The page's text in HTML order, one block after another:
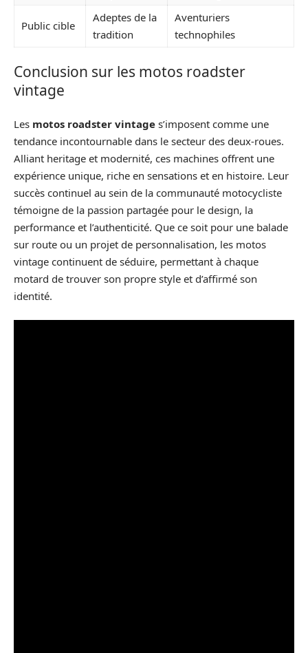
Public cible
Adeptes de la
tradition
Aventuriers
technophiles
Conclusion sur les motos roadster
vintage
Les motos roadster vintage s’imposent comme une
tendance incontournable dans le secteur des deux-roues.
Alliant heritage et modernité, ces machines offrent une
expérience unique, riche en sensations et en histoire. Leur
succès continuel au sein de la communauté motocycliste
témoigne de la passion partagée pour le design, la
performance et l’authenticité. Que ce soit pour une balade
sur route ou un projet de personnalisation, les motos
vintage continuent de séduire, permettant à chaque
motard de trouver son propre style et d’affirmé son
identité.